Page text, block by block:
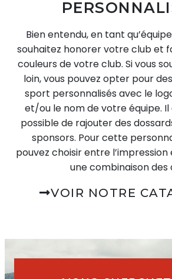
Bien entendu, en tant
souhaitez honorer votre club et
couleurs de votre club. Si vous
loin, vous pouvez opter pour
sport personnalisés avec le
et/ou le nom de votre équipe.
possible de rajouter des
sponsors. Pour cette
pouvez choisir entre
une combinaison des
VOIR NOTRE